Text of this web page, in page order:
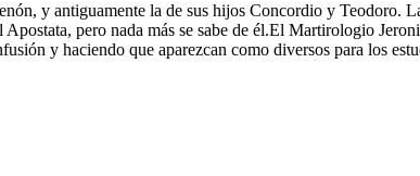
y antiguamente la de sus hijos Concordio y Teodoro.
pero nada más se sabe de él.El Martirologio
y haciendo que aparezcan como diversos para los